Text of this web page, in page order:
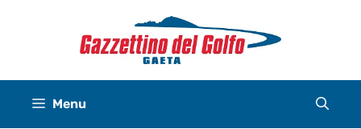
Menu